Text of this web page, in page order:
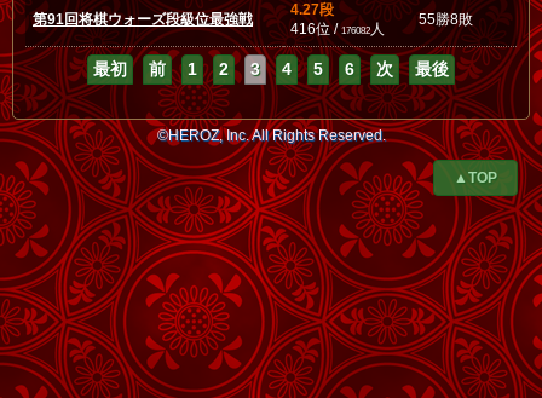
第91回将棋ウォーズ段級位最強戦
4.27段
416位 / 176082人
55勝8敗
最初 前 1 2 3 4 5 6 次 最後
©HEROZ, Inc. All Rights Reserved.
▲TOP